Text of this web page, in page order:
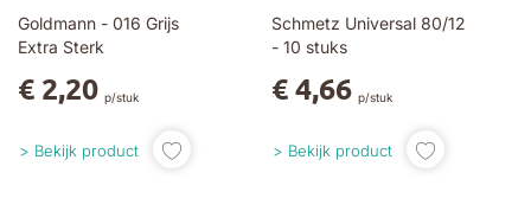
Goldmann - 016 Grijs
Extra Sterk
€ 2,20 p/stuk
Bekijk product
Schmetz Universal 80/12
- 10 stuks
€ 4,66 p/stuk
Bekijk product